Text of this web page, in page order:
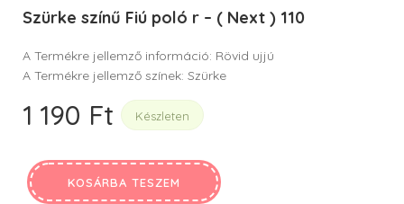
Szürke színű Fiú poló r – ( Next ) 110
A Termékre jellemző információ: Rövid ujjú
A Termékre jellemző színek: Szürke
1 190 Ft Készleten
KOSÁRBA TESZEM